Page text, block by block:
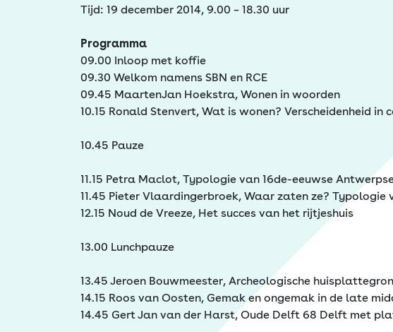
Tijd: 19 december 2014, 9.00 – 18.30 uur
Programma
09.00 Inloop met koffie
09.30 Welkom namens SBN en RCE
09.45 MaartenJan Hoekstra, Wonen in woorden
10.15 Ronald Stenvert, Wat is wonen? Verscheidenheid in
10.45 Pauze
11.15 Petra Maclot, Typologie van 16de-eeuwse
11.45 Pieter Vlaardingerbroek, Waar zaten ze? Typologie
12.15 Noud de Vreeze, Het succes van het rijtjeshuis
13.00 Lunchpauze
13.45 Jeroen Bouwmeester, Archeologische
14.15 Roos van Oosten, Gemak en ongemak in de late
14.45 Gert Jan van der Harst, Oude Delft 68 Delft met